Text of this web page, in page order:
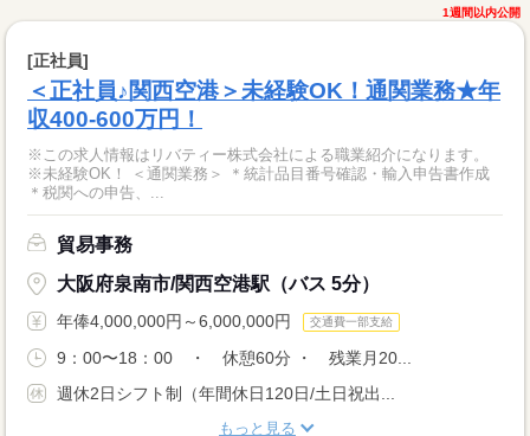
1週間以内公開
[正社員]
＜正社員♪関西空港＞未経験OK！通関業務★年
収400-600万円！
※この求人情報はリバティー株式会社による職業紹介になります。
※未経験OK！ ＜通関業務＞ ＊統計品目番号確認・輸入申告書作成
＊税関への申告、...
貿易事務
大阪府泉南市/関西空港駅（バス 5分）
年俸4,000,000円～6,000,000円 交通費一部支給
9：00〜18：00 ・ 休憩60分 ・ 残業月20...
週休2日シフト制（年間休日120日/土日祝出...
もっと見る